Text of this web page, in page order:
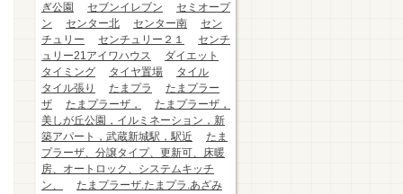
ぎ公園
セブンイレブン
セミオープ
ン
センター北 センター南
セン
チュリー
センチュリー２１
センチ
ュリー21アイワハウス
ダイエット
タイミング
タイヤ置場
タイル
タイル張り
たまプラ
たまプラー
ザ
たまプラーザ，
たまプラーザ，
美しが丘公園，イルミネーション，新
築アパート，武蔵新城駅，駅近
たま
プラーザ、分譲タイプ、更新可、床暖
房、オートロック、システムキッチ
ン、
たまプラーザ.たまプラ.あざみ